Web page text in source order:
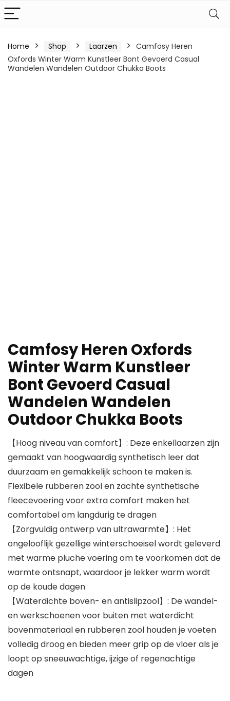
Home Shop Laarzen
Camfosy Heren
Oxfords Winter Warm Kunstleer Bont Gevoerd Casual
Wandelen Wandelen Outdoor Chukka Boots
Camfosy Heren Oxfords
Winter Warm Kunstleer
Bont Gevoerd Casual
Wandelen Wandelen
Outdoor Chukka Boots
【Hoog niveau van comfort】: Deze enkellaarzen zijn
gemaakt van hoogwaardig synthetisch leer dat
duurzaam en gemakkelijk schoon te maken is.
Flexibele rubberen zool en zachte synthetische
fleecevoering voor extra comfort maken het
comfortabel om langdurig te dragen
【Zorgvuldig ontwerp van ultrawarmte】: Het
ongelooflijk gezellige winterschoeisel wordt geleverd
met warme pluche voering om te voorkomen dat de
warmte ontsnapt, waardoor je lekker warm wordt
op de koude dagen
【Waterdichte boven- en antislipzool】: De wandel-
en werkschoenen voor buiten met waterdicht
bovenmateriaal en rubberen zool houden je voeten
volledig droog en bieden meer grip op de vloer als je
loopt op sneeuwachtige, ijzige of regenachtige
dagen